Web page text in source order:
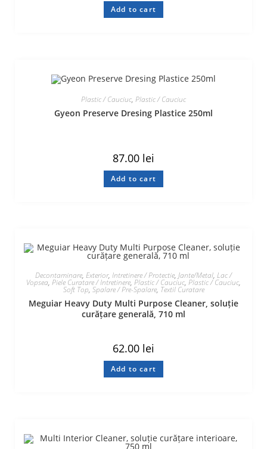
Add to cart
Plastic / Cauciuc, Plastic / Cauciuc
Gyeon Preserve Dresing Plastice 250ml
87.00 lei
Add to cart
Decontaminare, Exterior, Intretinere / Protectie, Jante/Metal, Lac /
Vopsea, Piele Curatare / Intretinere, Plastic / Cauciuc, Plastic / Cauciuc,
Soft Top, Spalare / Pre-Spalare, Textil Curatare
Meguiar Heavy Duty Multi Purpose Cleaner, soluție
curățare generală, 710 ml
62.00 lei
Add to cart